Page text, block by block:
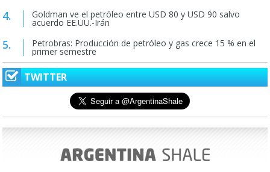
Goldman ve el petróleo entre USD 80 y USD 90 salvo
acuerdo EE.UU.-Irán
Petrobras: Producción de petróleo y gas crece 15 % en el
primer semestre
TWITTER